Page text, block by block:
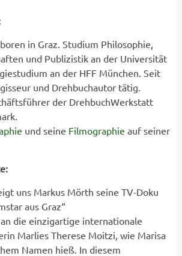
in Graz. Studium Philosophie,
und Publizistik an der Universität
an der HFF München. Seit
und Drehbuchautor tätig.
der DrehbuchWerkstatt
und seine Filmographie auf seiner
uns Markus Mörth seine TV-Doku
aus Graz“
die einzigartige internationale
Marlies Therese Moitzi, wie Marisa
Namen hieß. In diesem